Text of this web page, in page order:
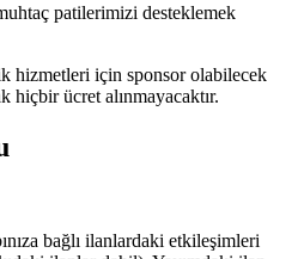
patilerimizi desteklemek
hizmetleri için sponsor olabilecek
hiçbir ücret alınmayacaktır.
bağlı ilanlardaki etkileşimleri